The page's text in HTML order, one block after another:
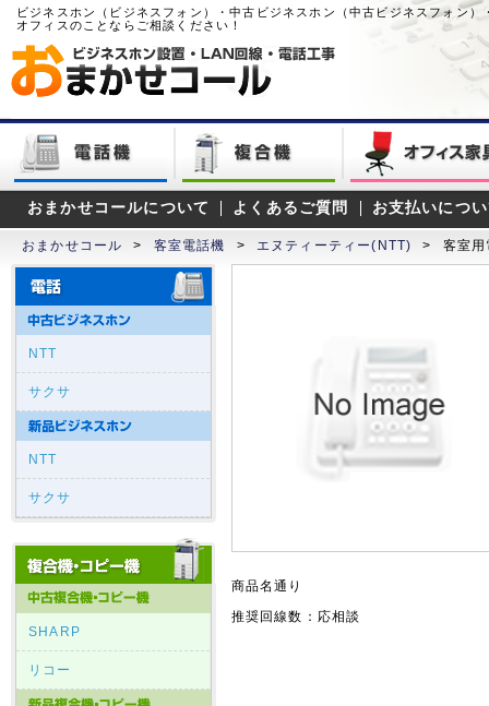
ビジネスホン（ビジネスフォン）・中古ビジネスホン（中古ビジネスフォン
オフィスのことならご相談ください！
おまかせコールについて よくあるご質問 お支払いにつ
おまかせコール > 客室電話機 > エヌティーティー(NTT) > 客室
NTT
サクサ
NTT
サクサ
SHARP
リコー
商品名通り
推奨回線数：応相談